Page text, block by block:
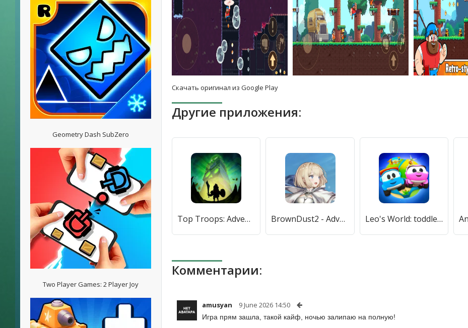
Geometry Dash SubZero
Two Player Games: 2 Player Joy
Скачать оригинал из Google Play
Другие приложения:
Top Troops: Adventure RPG (Топ Трупс) [МОД Меню] APK Android BrownDust2 - Adventure RPG (БраунДаст2) [МОД Unlocked] APK Android Leo's World: toddler adventure [МОД Mega Pack] APK Android
Комментарии:
amusyan 9 June 2026 14:50
Игра прям зашла, такой кайф, ночью залипаю на полную!